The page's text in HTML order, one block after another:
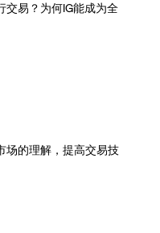
交易？为何IG能成为全
场的理解，提高交易技